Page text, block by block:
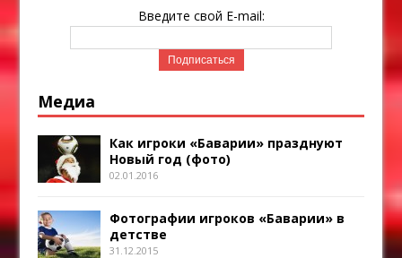
Введите свой E-mail:
Медиа
Как игроки «Баварии» празднуют
Новый год (фото)
02.01.2016
Фотографии игроков «Баварии» в
детстве
31.12.2015